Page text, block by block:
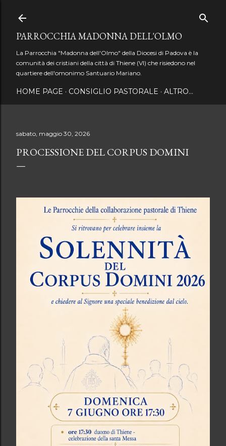
PARROCCHIA MADONNA DELL'OLMO
La Parrocchia "Madonna dell'Olmo" della Diocesi di Padova è la
comunità dei cristiani della città di Thiene (VI) che risiedono nel
quartiere dell'omonimo Santuario Mariano.
HOME PAGE CONSIGLIO PASTORALE ALTRO…
sabato, maggio 30, 2026
PROCESSIONE DEL CORPUS DOMINI